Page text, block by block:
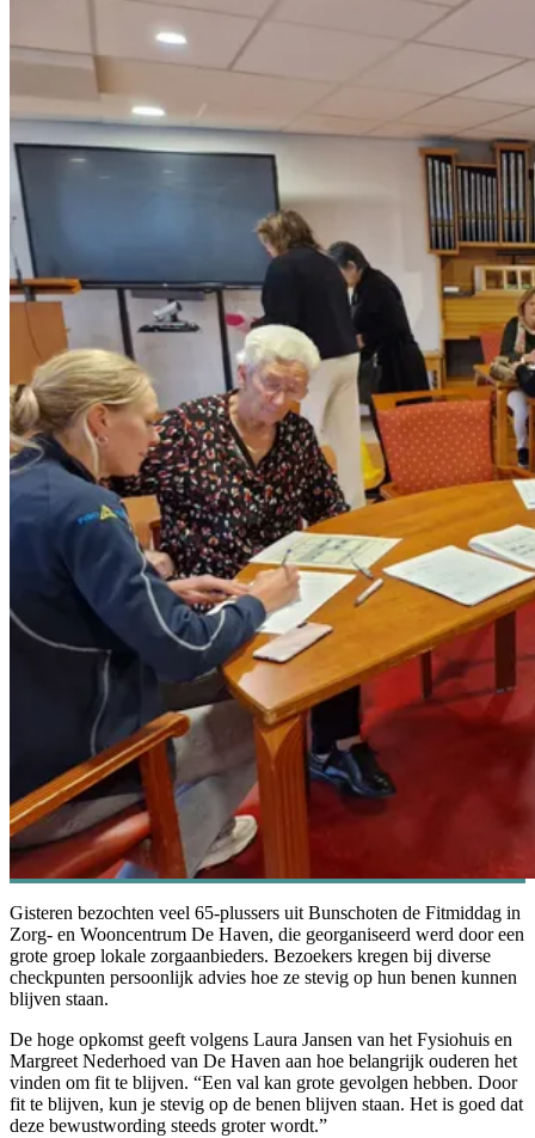
Gisteren bezochten veel 65-plussers uit Bunschoten de Fitmiddag in
Zorg- en Wooncentrum De Haven, die georganiseerd werd door een
grote groep lokale zorgaanbieders. Bezoekers kregen bij diverse
checkpunten persoonlijk advies hoe ze stevig op hun benen kunnen
blijven staan.
De hoge opkomst geeft volgens Laura Jansen van het Fysiohuis en
Margreet Nederhoed van De Haven aan hoe belangrijk ouderen het
vinden om fit te blijven. “Een val kan grote gevolgen hebben. Door
fit te blijven, kun je stevig op de benen blijven staan. Het is goed dat
deze bewustwording steeds groter wordt.”